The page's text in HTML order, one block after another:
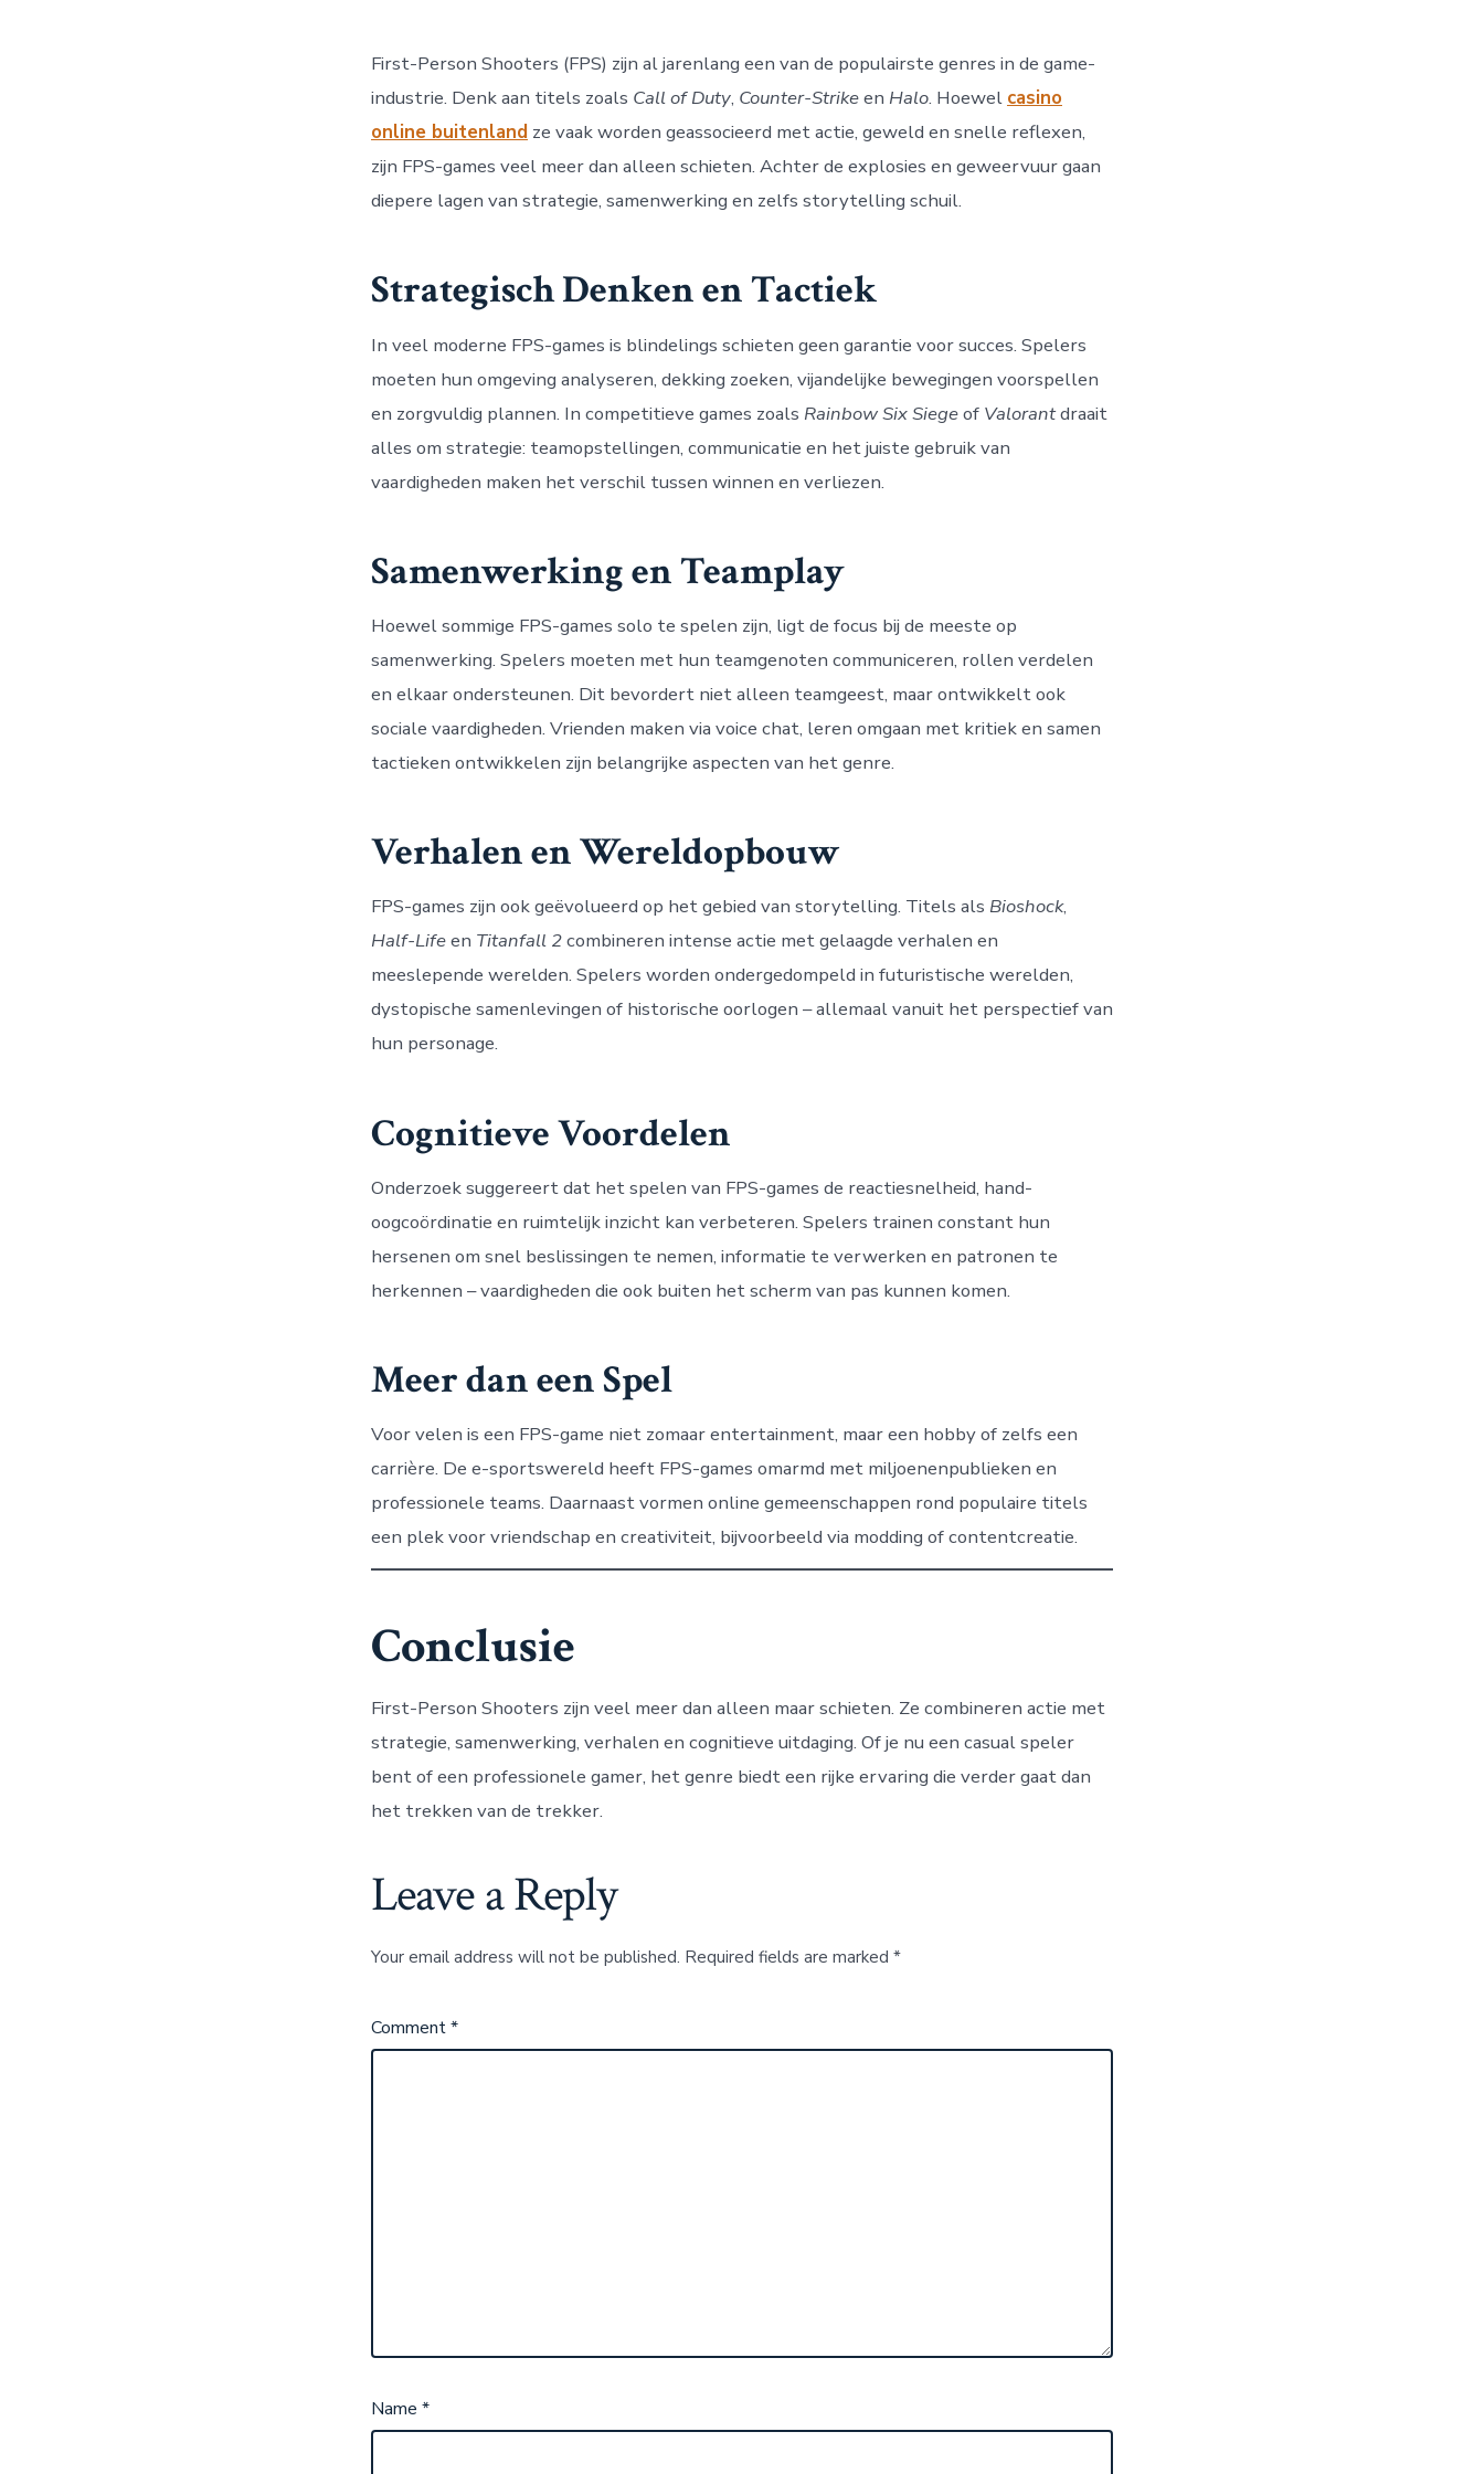
First-Person Shooters (FPS) zijn al jarenlang een van de populairste genres in de game-
industrie. Denk aan titels zoals Call of Duty, Counter-Strikeen Halo. Hoewel casino
online buitenland ze vaak worden geassocieerd met actie, geweld en snelle reflexen,
zijn FPS-games veel meer dan alleen schieten. Achter de explosies en geweervuur gaan
diepere lagen van strategie, samenwerking en zelfs storytelling schuil.
Strategisch Denken en Tactiek
In veel moderne FPS-games is blindelings schieten geen garantie voor succes. Spelers
moeten hun omgeving analyseren, dekking zoeken, vijandelijke bewegingen voorspellen
en zorgvuldig plannen. In competitieve games zoals Rainbow Six Siegeof Valorantdraait
alles om strategie: teamopstellingen, communicatie en het juiste gebruik van
vaardigheden maken het verschil tussen winnen en verliezen.
Samenwerking en Teamplay
Hoewel sommige FPS-games solo te spelen zijn, ligt de focus bij de meeste op
samenwerking. Spelers moeten met hun teamgenoten communiceren, rollen verdelen
en elkaar ondersteunen. Dit bevordert niet alleen teamgeest, maar ontwikkelt ook
sociale vaardigheden. Vrienden maken via voice chat, leren omgaan met kritiek en samen
tactieken ontwikkelen zijn belangrijke aspecten van het genre.
Verhalen en Wereldopbouw
FPS-games zijn ook geëvolueerd op het gebied van storytelling. Titels als Bioshock,
Half-Lifeen Titanfall 2combineren intense actie met gelaagde verhalen en
meeslepende werelden. Spelers worden ondergedompeld in futuristische werelden,
dystopische samenlevingen of historische oorlogen – allemaal vanuit het perspectief van
hun personage.
Cognitieve Voordelen
Onderzoek suggereert dat het spelen van FPS-games de reactiesnelheid, hand-
oogcoördinatie en ruimtelijk inzicht kan verbeteren. Spelers trainen constant hun
hersenen om snel beslissingen te nemen, informatie te verwerken en patronen te
herkennen – vaardigheden die ook buiten het scherm van pas kunnen komen.
Meer dan een Spel
Voor velen is een FPS-game niet zomaar entertainment, maar een hobby of zelfs een
carrière. De e-sportswereld heeft FPS-games omarmd met miljoenenpublieken en
professionele teams. Daarnaast vormen online gemeenschappen rond populaire titels
een plek voor vriendschap en creativiteit, bijvoorbeeld via modding of contentcreatie.
Conclusie
First-Person Shooters zijn veel meer dan alleen maar schieten. Ze combineren actie met
strategie, samenwerking, verhalen en cognitieve uitdaging. Of je nu een casual speler
bent of een professionele gamer, het genre biedt een rijke ervaring die verder gaat dan
het trekken van de trekker.
Leave a Reply
Your email address will not be published. Required fields are marked *
Comment*
Name *